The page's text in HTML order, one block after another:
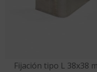
Fijación tipo L 38x38